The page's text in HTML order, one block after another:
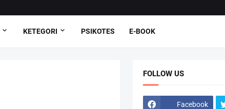
KETEGORI PSIKOTES E-BOOK
FOLLOW US
Facebook